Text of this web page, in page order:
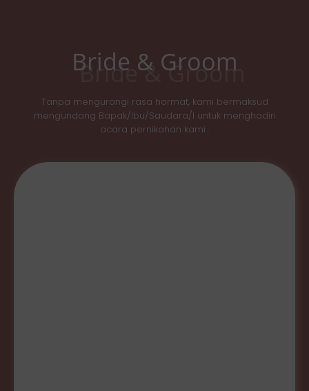
Bride & Groom
Tanpa mengurangi rasa hormat, kami bermaksud
mengundang Bapak/Ibu/Saudara/I untuk menghadiri
acara pernikahan kami :